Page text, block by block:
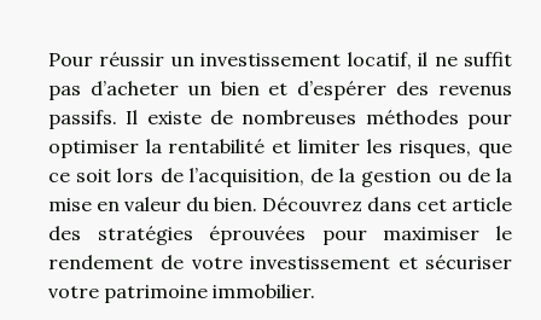
Pour réussir un investissement locatif, il ne suffit
pas d’acheter un bien et d’espérer des revenus
passifs. Il existe de nombreuses méthodes pour
optimiser la rentabilité et limiter les risques, que
ce soit lors de l’acquisition, de la gestion ou de la
mise en valeur du bien. Découvrez dans cet article
des stratégies éprouvées pour maximiser le
rendement de votre investissement et sécuriser
votre patrimoine immobilier.